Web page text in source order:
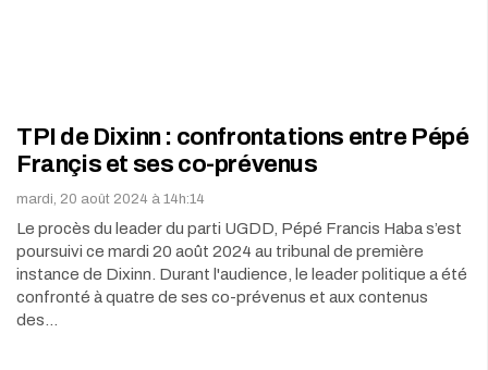
TPI de Dixinn : confrontations entre Pépé
Françis et ses co-prévenus
mardi, 20 août 2024 à 14h:14
Le procès du leader du parti UGDD, Pépé Francis Haba s’est
poursuivi ce mardi 20 août 2024 au tribunal de première
instance de Dixinn. Durant l'audience, le leader politique a été
confronté à quatre de ses co-prévenus et aux contenus
des…